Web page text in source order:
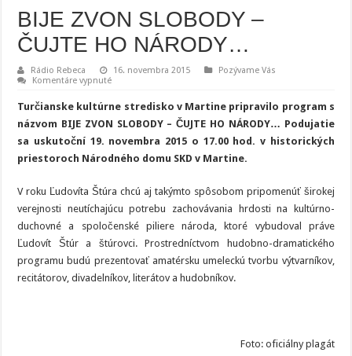
BIJE ZVON SLOBODY –
ČUJTE HO NÁRODY…
Rádio Rebeca 16. novembra 2015
Pozývame Vás
Komentáre vypnuténa
SLOBODY
–
HO
Turčianske kultúrne stredisko v Martine pripravilo program s
názvom BIJE ZVON SLOBODY – ČUJTE HO NÁRODY… Podujatie
sa uskutoční 19. novembra 2015 o 17.00 hod. v historických
priestoroch Národného domu SKD v Martine.
V roku Ľudovíta Štúra chcú aj takýmto spôsobom pripomenúť širokej
verejnosti neutíchajúcu potrebu zachovávania hrdosti na kultúrno-
duchovné a spoločenské piliere národa, ktoré vybudoval práve
Ľudovít Štúr a štúrovci. Prostredníctvom hudobno-dramatického
programu budú prezentovať amatérsku umeleckú tvorbu výtvarníkov,
recitátorov, divadelníkov, literátov a hudobníkov.
Foto: oficiálny plagát